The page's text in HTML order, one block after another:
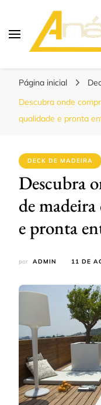
Página inicial
Descubra onde
qualidade e pronta
DECK DE MADEIRA
Descubra
de
e pronta
por ADMIN 11 DE